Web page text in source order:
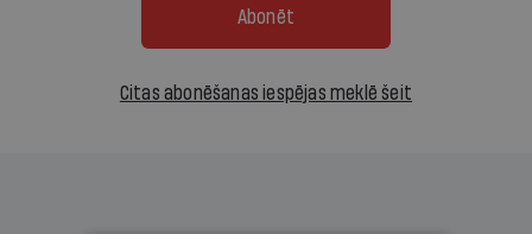
Abonēt
Citas abonēšanas iespējas meklē šeit